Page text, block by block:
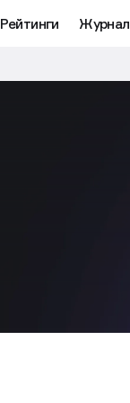
Рейтинги Журнал